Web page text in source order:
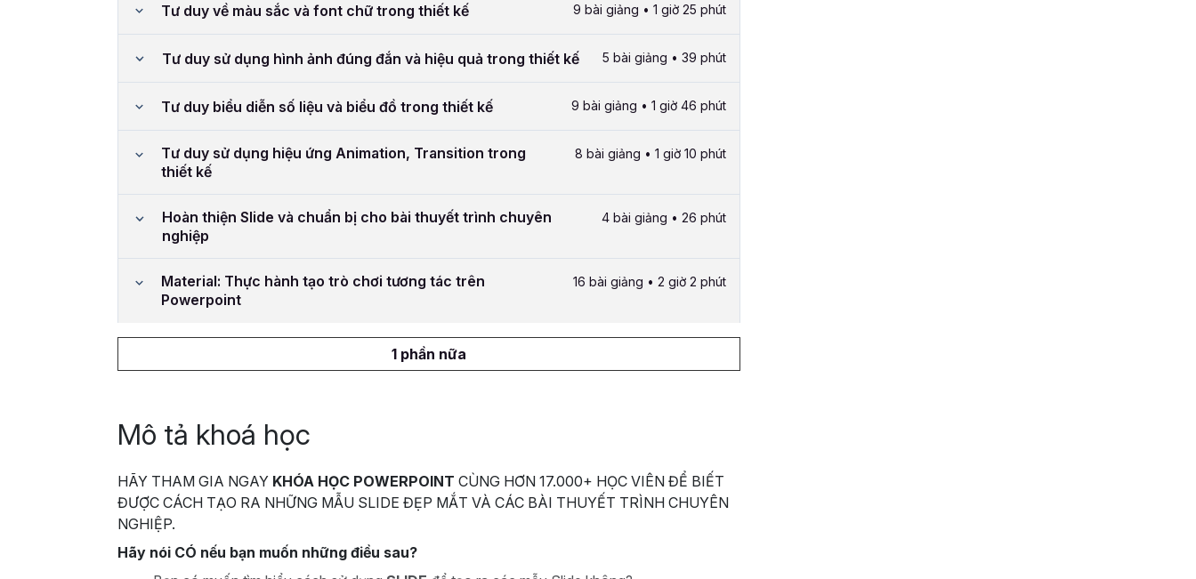
Tư duy về màu sắc và font chữ trong thiết kế 9 bài giảng • 1 giờ 25 phút
Tư duy sử dụng hình ảnh đúng đắn và hiệu quả trong thiết kế 5 bài giảng • 39 phút
Tư duy biểu diễn số liệu và biểu đồ trong thiết kế 9 bài giảng • 1 giờ 46 phút
Tư duy sử dụng hiệu ứng Animation, Transition trong
thiết kế
8 bài giảng • 1 giờ 10 phút
Hoàn thiện Slide và chuẩn bị cho bài thuyết trình chuyên
nghiệp
4 bài giảng • 26 phút
Material: Thực hành tạo trò chơi tương tác trên
Powerpoint
16 bài giảng • 2 giờ 2 phút
1 phần nữa
Mô tả khoá học
HÃY THAM GIA NGAY KHÓA HỌC POWERPOINT CÙNG HƠN 17.000+ HỌC VIÊN ĐỂ BIẾT
ĐƯỢC CÁCH TẠO RA NHỮNG MẪU SLIDE ĐẸP MẮT VÀ CÁC BÀI THUYẾT TRÌNH CHUYÊN
NGHIỆP.
Hãy nói CÓ nếu bạn muốn những điều sau?